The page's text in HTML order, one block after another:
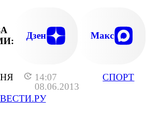
14:07
08.06.2013
СПОРТ
Дзен Макс